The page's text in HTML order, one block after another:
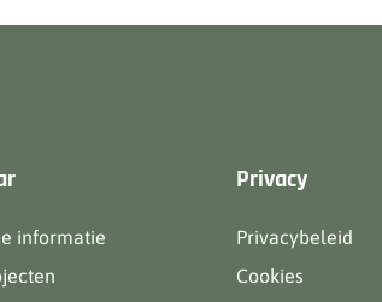
informatie
Privacy
Privacybeleid
Cookies